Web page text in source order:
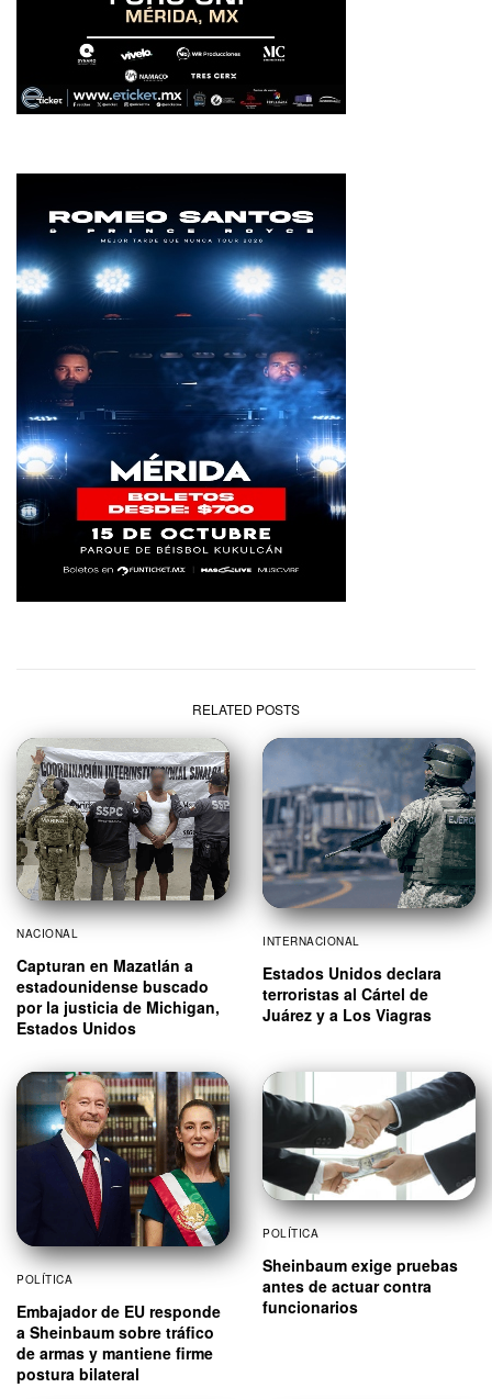
RELATED POSTS
NACIONAL
Capturan en Mazatlán a
estadounidense buscado
por la justicia de Michigan,
Estados Unidos
INTERNACIONAL
Estados Unidos declara
terroristas al Cártel de
Juárez y a Los Viagras
POLÍTICA
Embajador de EU responde
a Sheinbaum sobre tráfico
de armas y mantiene firme
postura bilateral
POLÍTICA
Sheinbaum exige pruebas
antes de actuar contra
funcionarios